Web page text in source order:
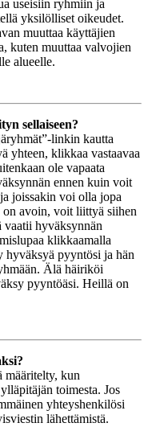
useisiin ryhmiin ja
yksilölliset oikeudet.
muuttaa käyttäjien
kuten muuttaa valvojien
alueelle.
sellaiseen?
linkin kautta
yhteen, klikkaa vastaavaa
ole vapaata
ennen kuin voit
joissakin voi olla jopa
on avoin, voit liittyä siihen
vaatii hyväksynnän
klikkaamalla
hyväksyä pyyntösi ja hän
Älä häiriköi
pyyntöäsi. Heillä on
määritelty, kun
toimesta. Jos
yhteyshenkilösi
lähettämistä.